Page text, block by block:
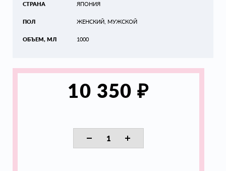
СТРАНА
ПОЛ
ОБЪЕМ, МЛ
ЯПОНИЯ
ЖЕНСКИЙ, МУЖСКОЙ
1000
10 350₽